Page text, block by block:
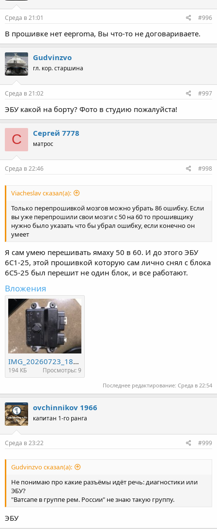
Среда в 21:01 #996
В прошивке нет eeproma, Вы что-то не договариваете.
Gudvinzvo
гл. кор. старшина
Среда в 21:02 #997
ЭБУ какой на борту? Фото в студию пожалуйста!
С Сергей 7778
матрос
Среда в 22:46 #998
Viacheslav сказал(а):
Только перепрошивкой мозгов можно убрать 86 ошибку. Если
вы уже перепрошили свои мозги с 50 на 60 то прошивщику
нужно было указать что бы убрал ошибку, если конечно он
умеет
Я сам умею перешивать ямаху 50 в 60. И до этого ЭБУ
6С1-25, этой прошивкой которую сам лично снял с блока
6С5-25 был перешит не один блок, и все работают.
Вложения
IMG_20260723_185702.jpg
194 КБ Просмотры: 9
Последнее редактирование: Среда в 22:54
ovchinnikov 1966
капитан 1-го ранга
Среда в 23:22 #999
Gudvinzvo сказал(а):
Не понимаю про какие разъёмы идёт речь: диагностики или
ЭБУ?
"Ватсапе в группе рем. России" не знаю такую группу.
ЭБУ